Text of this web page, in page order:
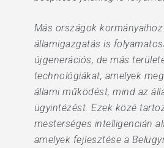
Más országok
államigazgatás is
újgenerációs, de más
technológiákat, amelyek
állami működést, mind az
ügyintézést. Ezek közé
mesterséges intelligencián
amelyek fejlesztése a